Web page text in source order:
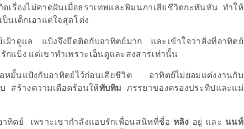
รื่องไม่คาดฝันเมื่อธราเทพและพิมนภาเสียชีวิตกะทันหัน ทำให้
นเด็กเอาแต่ใจสุดโต่ง
ฝ้าดูแล แป้งจึงยึดติดกับอาทิตย์มาก และเข้าใจว่าสิ่งที่อาทิตย์
แป้ง แต่เขาทำเพราะเอ็นดูและสงสารเท่านั้น
ขอหมั้นแป้งกับอาทิตย์ไว้ก่อนเสียชีวิต อาทิตย์ไม่ยอมแต่งงานกับ
สร้างความเดือดร้อนให้ทับทิม ภรรยาของครองประทีปและแม่
าทิตย์ เพราะเขากำลังแอบรักเพื่อนสนิทที่ชื่อ หลิง อยู่ และ นนท์